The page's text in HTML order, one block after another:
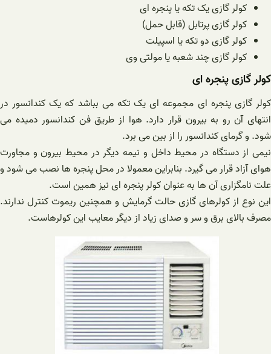
کولر گازی یک تکه یا پنجره ای
کولر گازی پرتابل (قابل حمل)
کولر گازی دو تکه یا اسپیلت
کولر گازی چند شعبه یا مولتی وی
کولر گازی پنجره ای
کولر گازی پنجره ای مجموعه ای یک تکه می بباشد که یک کندانسور در
انتهای آن رو به بیرون قرار دارد. هوا از طریق فن کندانسور دمیده می
شود. و گرمای کندانسور را از بین می برد.
نیمی از دستگاه در محیط داخل و نیمه دیگر در محیط بیرون و مجاورت
هوای آزاد قرار می گیرد. بنابراین معمولا در محل پنجره ها نصب می شود و
علت نامگزاری آن ها به عنوان کولر پنجره ای نیز همین است.
این نوع از کولرهای گازی حالت گرمایش و همچنین ریموت کنترل ندارند.
مصرف بالای برق و سر و صدای زیاد از دیگر معایب این کولرهاست.